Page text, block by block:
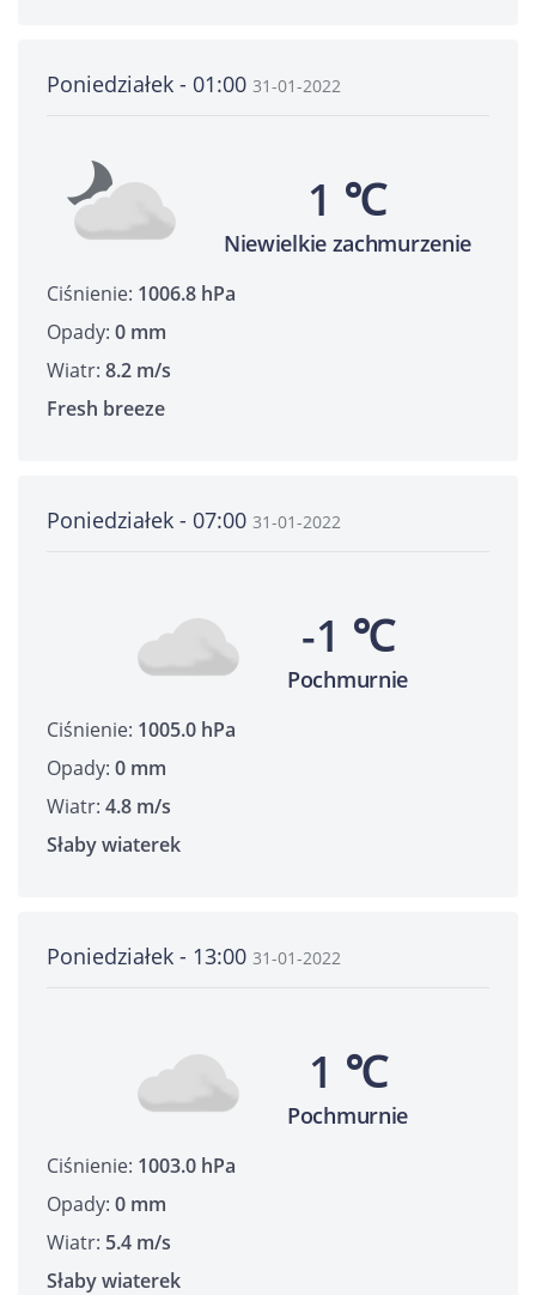
Poniedziałek - 01:00 31-01-2022
1 ℃
Niewielkie zachmurzenie
Ciśnienie: 1006.8 hPa
Opady: 0 mm
Wiatr: 8.2 m/s
Fresh breeze
Poniedziałek - 07:00 31-01-2022
-1 ℃
Pochmurnie
Ciśnienie: 1005.0 hPa
Opady: 0 mm
Wiatr: 4.8 m/s
Słaby wiaterek
Poniedziałek - 13:00 31-01-2022
1 ℃
Pochmurnie
Ciśnienie: 1003.0 hPa
Opady: 0 mm
Wiatr: 5.4 m/s
Słaby wiaterek